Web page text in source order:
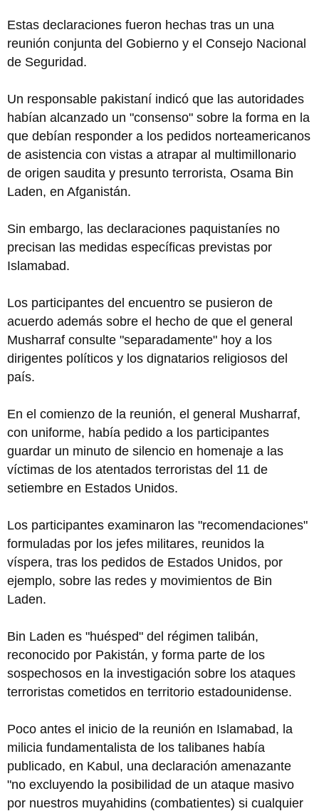
Estas declaraciones fueron hechas tras un una
reunión conjunta del Gobierno y el Consejo Nacional
de Seguridad.
Un responsable pakistaní indicó que las autoridades
habían alcanzado un "consenso" sobre la forma en la
que debían responder a los pedidos norteamericanos
de asistencia con vistas a atrapar al multimillonario
de origen saudita y presunto terrorista, Osama Bin
Laden, en Afganistán.
Sin embargo, las declaraciones paquistaníes no
precisan las medidas específicas previstas por
Islamabad.
Los participantes del encuentro se pusieron de
acuerdo además sobre el hecho de que el general
Musharraf consulte "separadamente" hoy a los
dirigentes políticos y los dignatarios religiosos del
país.
En el comienzo de la reunión, el general Musharraf,
con uniforme, había pedido a los participantes
guardar un minuto de silencio en homenaje a las
víctimas de los atentados terroristas del 11 de
setiembre en Estados Unidos.
Los participantes examinaron las "recomendaciones"
formuladas por los jefes militares, reunidos la
víspera, tras los pedidos de Estados Unidos, por
ejemplo, sobre las redes y movimientos de Bin
Laden.
Bin Laden es "huésped" del régimen talibán,
reconocido por Pakistán, y forma parte de los
sospechosos en la investigación sobre los ataques
terroristas cometidos en territorio estadounidense.
Poco antes el inicio de la reunión en Islamabad, la
milicia fundamentalista de los talibanes había
publicado, en Kabul, una declaración amenazante
"no excluyendo la posibilidad de un ataque masivo
por nuestros muyahidins (combatientes) si cualquier